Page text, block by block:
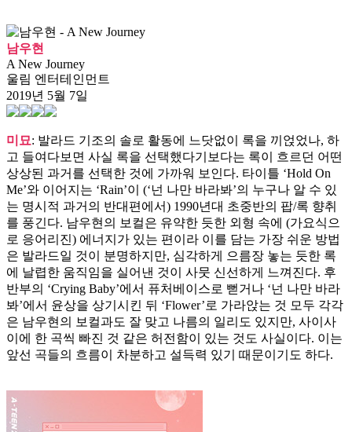
남우현
A New Journey
울림 엔터테인먼트
2019년 5월 7일
미묘: 발라드 기조의 솔로 활동에 느닷없이 록을 끼얹었나, 하
고 들여다보면 사실 록을 선택했다기보다는 록이 흐르던 어떤
상상된 과거를 선택한 것에 가까워 보인다. 타이틀 ‘Hold On
Me’와 이어지는 ‘Rain’이 (‘넌 나만 바라봐’의 누구나 알 수 있
는 명시적 과거의 반대편에서) 1990년대 초중반의 팝/록 향취
를 풍긴다. 남우현의 보컬은 유약한 듯한 외형 속에 (가요식으
로 응어리진) 에너지가 있는 편이라 이를 담는 가장 쉬운 방법
은 발라드일 것이 분명하지만, 심각하게 으름장 놓는 듯한 록
에 날렵한 움직임을 실어낸 것이 사뭇 신선하게 느껴진다. 후
반부의 ‘Crying Baby’에서 퓨처베이스로 뻗거나 ‘넌 나만 바라
봐’에서 윤상을 상기시킨 뒤 ‘Flower’로 가라앉는 것 모두 각각
은 남우현의 보컬과도 잘 맞고 나름의 일리도 있지만, 사이사
이에 한 곡씩 빠진 것 같은 허전함이 있는 것도 사실이다. 이는
앞선 곡들의 흐름이 차분하고 설득력 있기 때문이기도 하다.